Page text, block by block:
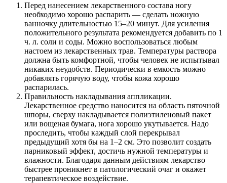
Перед нанесением лекарственного состава ногу
необходимо хорошо распарить — сделать ножную
ванночку длительностью 15–20 минут. Для усиления
положительного результата рекомендуется добавить по 1
ч. л. соли и соды. Можно воспользоваться любым
настоем из лекарственных трав. Температуры раствора
должна быть комфортной, чтобы человек не испытывал
никаких неудобств. Периодически в емкость можно
добавлять горячую воду, чтобы кожа хорошо
распарилась.
Правильность накладывания аппликации.
Лекарственное средство наносится на область пяточной
шпоры, сверху накладывается полиэтиленовый пакет
или вощеная бумага, нога хорошо укутывается. Надо
проследить, чтобы каждый слой перекрывал
предыдущий хотя бы на 1–2 см. Это позволит создать
парниковый эффект, достичь нужной температуры и
влажности. Благодаря данным действиям лекарство
быстрее проникнет в патологический очаг и окажет
терапевтическое воздействие.